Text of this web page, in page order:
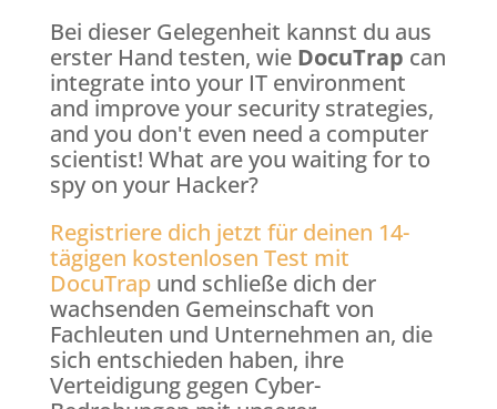
Bei dieser Gelegenheit kannst du aus
erster Hand testen, wie DocuTrap can
integrate into your IT environment
and improve your security strategies,
and you don't even need a computer
scientist! What are you waiting for to
spy on your Hacker?
Registriere dich jetzt für deinen 14-
tägigen kostenlosen Test mit
DocuTrapund schließe dich der
wachsenden Gemeinschaft von
Fachleuten und Unternehmen an, die
sich entschieden haben, ihre
Verteidigung gegen Cyber-